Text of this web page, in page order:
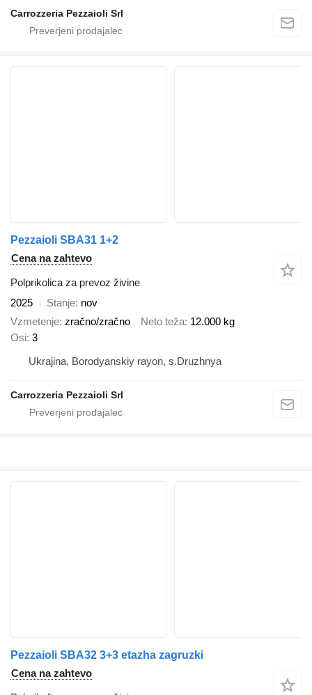
Carrozzeria Pezzaioli Srl
Pezzaioli SBA31 1+2
Cena na zahtevo
Polprikolica za prevoz živine
2025
Stanje nov
Vzmetenje zračno/zračno Neto teža 12.000 kg
Osi 3
Ukrajina, Borodyanskiy rayon, s.Druzhnya
Carrozzeria Pezzaioli Srl
Pezzaioli SBA32 3+3 etazha zagruzki
Cena na zahtevo